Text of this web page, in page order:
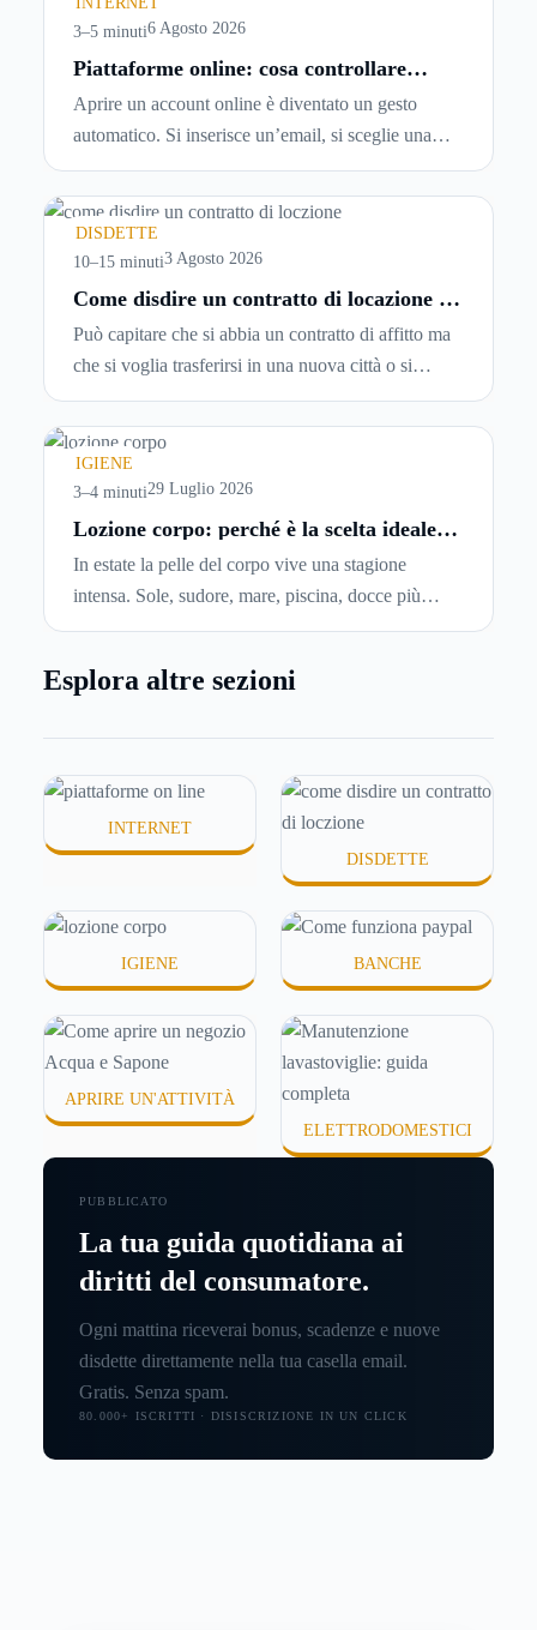
3–5 minuti6 Agosto 2026
Piattaforme online: cosa controllare
prima di iscriversi e usare servizi in
tempo reale
Aprire un account online è diventato un gesto
automatico. Si inserisce un’email, si sceglie una
password, si accetta una serie di condizioni senza
leggerle davvero. Tutto avviene in pochi minuti,
spesso senza che ci si fermi a capire dove si sta
entrando.
DISDETTE
10–15 minuti3 Agosto 2026
Come disdire un contratto di locazione in
modo corretto ed efficace
Può capitare che si abbia un contratto di affitto ma
che si voglia trasferirsi in una nuova città o si
abbiano problemi a pagare il canone, per cui si
comincia a cercare un’altra abitazione: è legittimo
chiedersi se è possibile
locazioneprima che scada. In questa guida
capiremo come inviare la disdetta per un contratto
IGIENE
3–4 minuti29 Luglio 2026
Lozione corpo: perché è la scelta ideale
In estate la pelle del corpo vive una stagione
intensa. Sole, sudore, mare, piscina, docce più
frequenti e aria condizionata possono renderla
meno confortevole. Eppure, proprio nei mesi caldi,
o difficili da assorbire.
Esplora altre sezioni
INTERNET
DISDETTE
IGIENE BANCHE
APRIRE UN'ATTIVITÀ
ELETTRODOMESTICI
PUBBLICATO
La tua guida quotidiana ai
diritti del consumatore.
Ogni mattina riceverai bonus, scadenze e nuove
disdette direttamente nella tua casella email.
Gratis. Senza spam.
80.000+ ISCRITTI · DISISCRIZIONE IN UN CLICK